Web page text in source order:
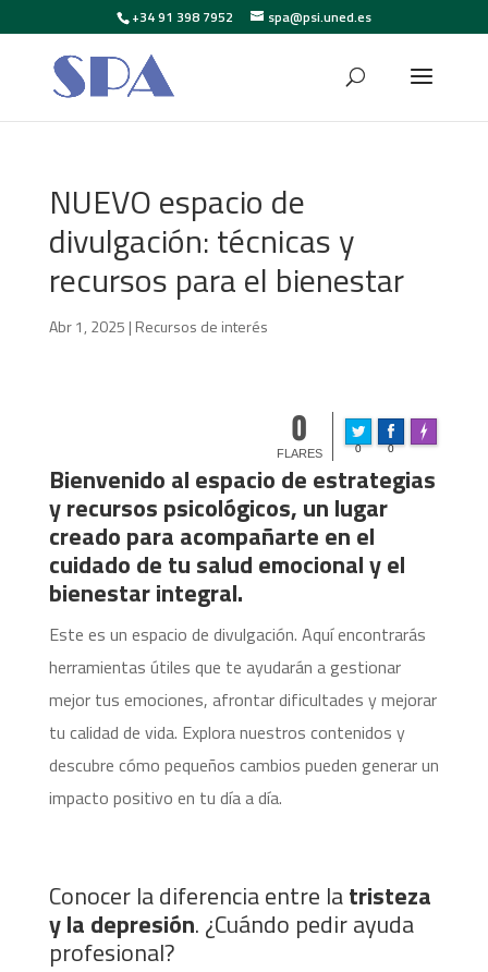
+34 91 398 7952 spa@psi.uned.es
NUEVO espacio de
divulgación: técnicas y
recursos para el bienestar
Abr 1, 2025 | Recursos de interés
0
FLARES 0 0
Made with
Bienvenido al espacio de estrategias
y recursos psicológicos, un lugar
creado para acompañarte en el
cuidado de tu salud emocional y el
bienestar integral.
Este es un espacio de divulgación. Aquí encontrarás
herramientas útiles que te ayudarán a gestionar
mejor tus emociones, afrontar dificultades y mejorar
tu calidad de vida. Explora nuestros contenidos y
descubre cómo pequeños cambios pueden generar un
impacto positivo en tu día a día.
Conocer la diferencia entre latristeza
y la depresión. ¿Cuándo pedir ayuda
profesional?